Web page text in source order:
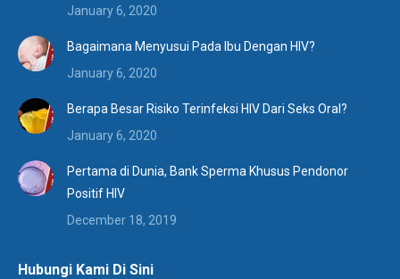
January 6, 2020
Bagaimana Menyusui Pada Ibu Dengan HIV?
January 6, 2020
Berapa Besar Risiko Terinfeksi HIV Dari Seks Oral?
January 6, 2020
Pertama di Dunia, Bank Sperma Khusus Pendonor
Positif HIV
December 18, 2019
Hubungi Kami Di Sini